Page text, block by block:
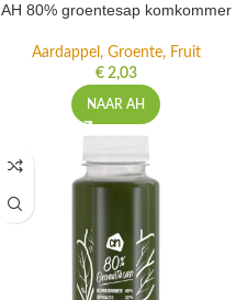
AH 80% groentesap komkommer
Aardappel, Groente, Fruit
€2,03
NAAR AH